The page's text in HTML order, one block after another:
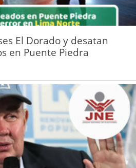
El Dorado y desatan
en Puente Piedra